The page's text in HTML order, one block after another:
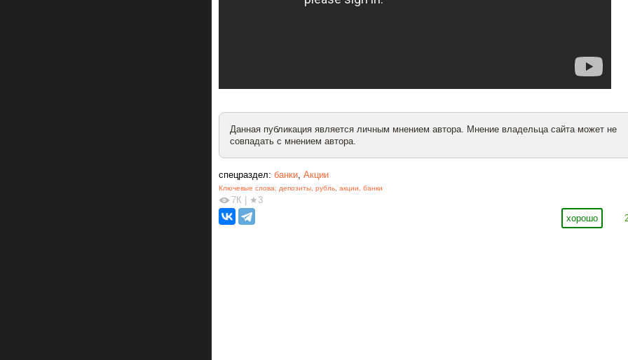
Данная публикация является личным мнением автора. Мнение владельца сайта может не
совпадать с мнением автора.
спецраздел: банки, Акции
Ключевые слова: депозиты, рубль, акции, банки
7К
★3
хорошо